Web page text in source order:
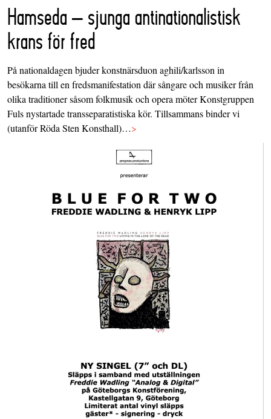
Hamseda – sjunga antinationalistisk
krans för fred
På nationaldagen bjuder konstnärsduon aghili/karlsson in
besökarna till en fredsmanifestation där sångare och musiker från
olika traditioner såsom folkmusik och opera möter Konstgruppen
Fuls nystartade transseparatistiska kör. Tillsammans binder vi
(utanför Röda Sten Konsthall)…>